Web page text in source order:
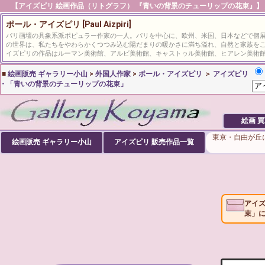
【アイズピリ 絵画作品（リトグラフ） 『青いの背景のチューリップの花束』
ポール・アイズピリ [Paul Aizpiri]
パリ画壇の具象系派ポピュラー作家の一人。パリを中心に、欧州、米国、日本などで個
の世界は、私たちをやわらかくつつみ込む陽だまりの暖かさに満ち溢れ、自然と家族を
イズピリの作品はルーマン美術館、アルビ美術館、キャストゥル美術館、ヒアレン美術
■ 絵画販売 ギャラリー小山 > 外国人作家 > ポール・アイズピリ ＞ アイズピリ
- 「青いの背景のチューリップの花束」
絵画
絵画販売 ギャラリー小山 アイズピリ 販売作品一覧
東京・自由が
アイ
束」